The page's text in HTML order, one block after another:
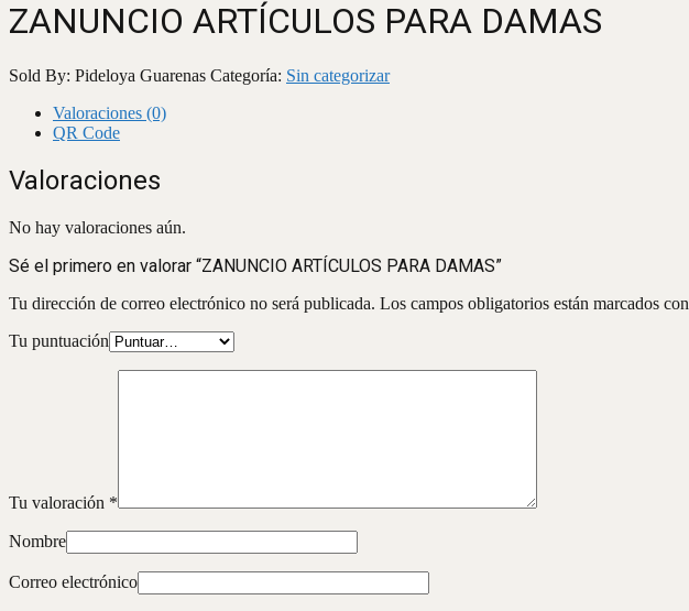
ZANUNCIO ARTÍCULOS PARA DAMAS
Sold By: Pideloya Guarenas Categoría: Sin categorizar
Valoraciones (0)
QR Code
Valoraciones
No hay valoraciones aún.
Sé el primero en valorar “ZANUNCIO ARTÍCULOS PARA DAMAS”
Tu dirección de correo electrónico no será publicada. Los campos obligatorios están marcados con
Tu puntuación
Tu valoración *
Nombre
Correo electrónico